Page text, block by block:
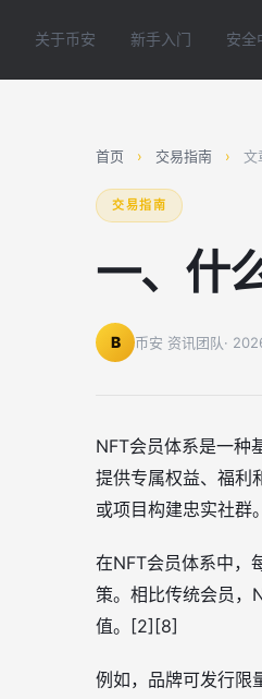
关于币安 新手入门 安全
首页 › 交易指南 › 文
交易指南
一、什
B 币安 资讯团队·
NFT会员体系是一种
提供专属权益、福利
或项目构建忠实社群。
在NFT会员体系中，
策。相比传统会员，
值。[2][8]
例如，品牌可发行限